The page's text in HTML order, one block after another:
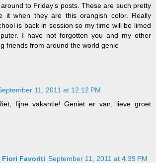
to Friday’s posts. These are such pretty
it when they are this orangish color. Really
is back in session so my time will be limed
I have not forgotten you and my other
friends from around the world genie
11, 2011 at 12:12 PM
fijne vakantie! Geniet er van, lieve groet
Fiori Favoriti September 11, 2011 at 4:39 PM